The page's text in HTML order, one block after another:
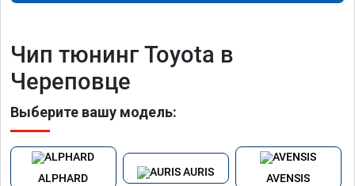
Чип тюнинг Toyota в
Череповце
Выберите вашу модель:
ALPHARD
AURIS
AVENSIS